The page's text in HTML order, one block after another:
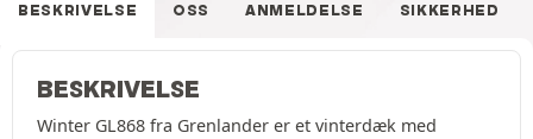
BESKRIVELSE OSS ANMELDELSE SIKKERHED
BESKRIVELSE
Winter GL868 fra Grenlander er et vinterdæk med